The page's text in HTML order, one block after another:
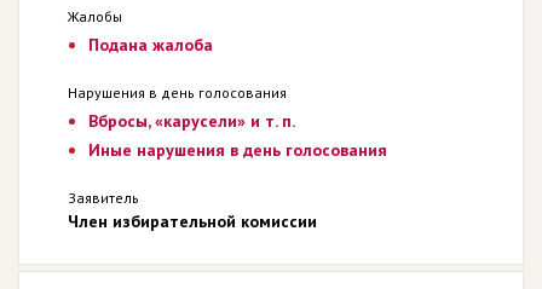
Жалобы
Подана жалоба
Нарушения в день голосования
Вбросы, «карусели» и т. п.
Иные нарушения в день голосования
Заявитель
Член избирательной комиссии